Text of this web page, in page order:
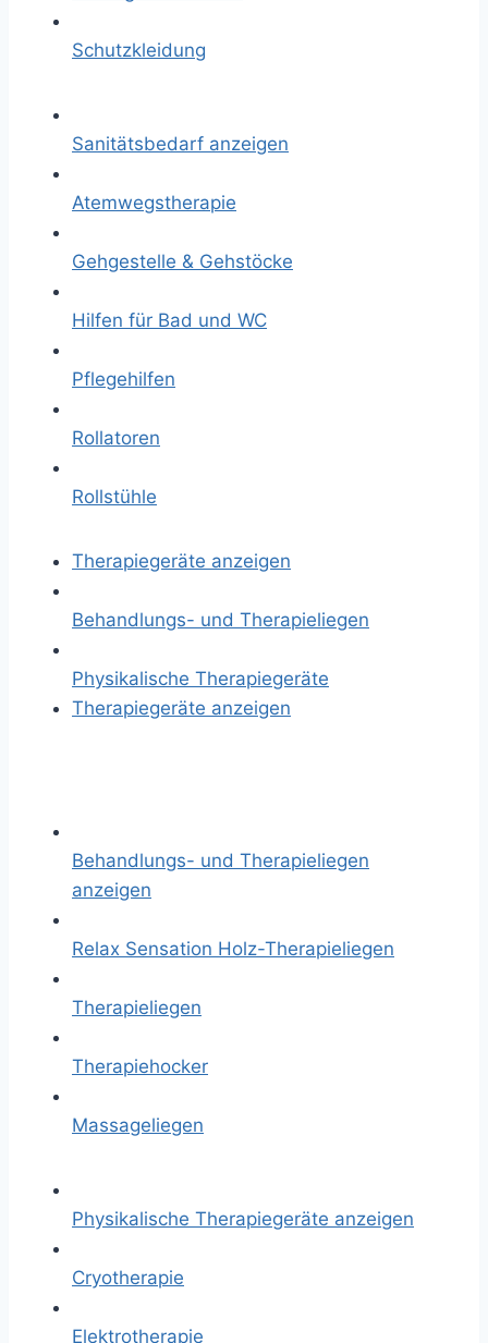
Schutzkleidung
Sanitätsbedarf anzeigen
Atemwegstherapie
Gehgestelle & Gehstöcke
Hilfen für Bad und WC
Pflegehilfen
Rollatoren
Rollstühle
Therapiegeräte anzeigen
Behandlungs- und Therapieliegen
Physikalische Therapiegeräte
Therapiegeräte anzeigen
Behandlungs- und Therapieliegen
anzeigen
Relax Sensation Holz-Therapieliegen
Therapieliegen
Therapiehocker
Massageliegen
Physikalische Therapiegeräte anzeigen
Cryotherapie
Elektrotherapie